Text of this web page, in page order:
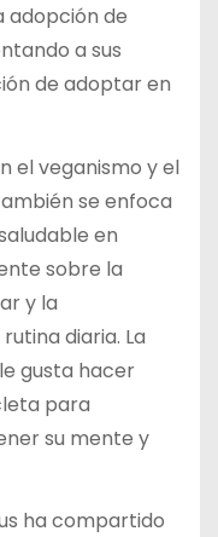
adopción de
a sus
de adoptar en
el veganismo y el
se enfoca
en
sobre la
y la
diaria. La
gusta hacer
para
su mente y
ha compartido